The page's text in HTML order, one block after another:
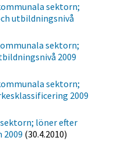
sektorn;
utbildningsnivå
sektorn;
2009
sektorn;
2009
löner efter
(30.4.2010)